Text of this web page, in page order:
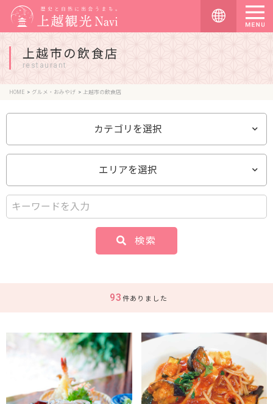
上越市の飲食店
restaurant
HOME グルメ・おみやげ 上越市の飲食店
カテゴリを選択
エリアを選択
検索
93 件ありました